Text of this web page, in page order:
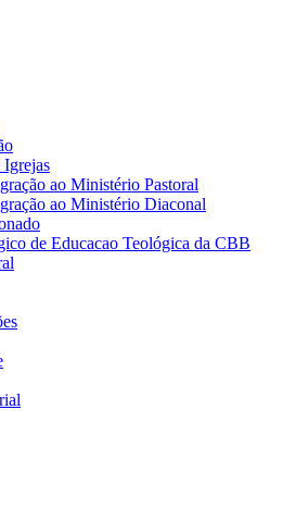
Igrejas
ao Ministério Pastoral
ao Ministério Diaconal
de Educacao Teológica da CBB